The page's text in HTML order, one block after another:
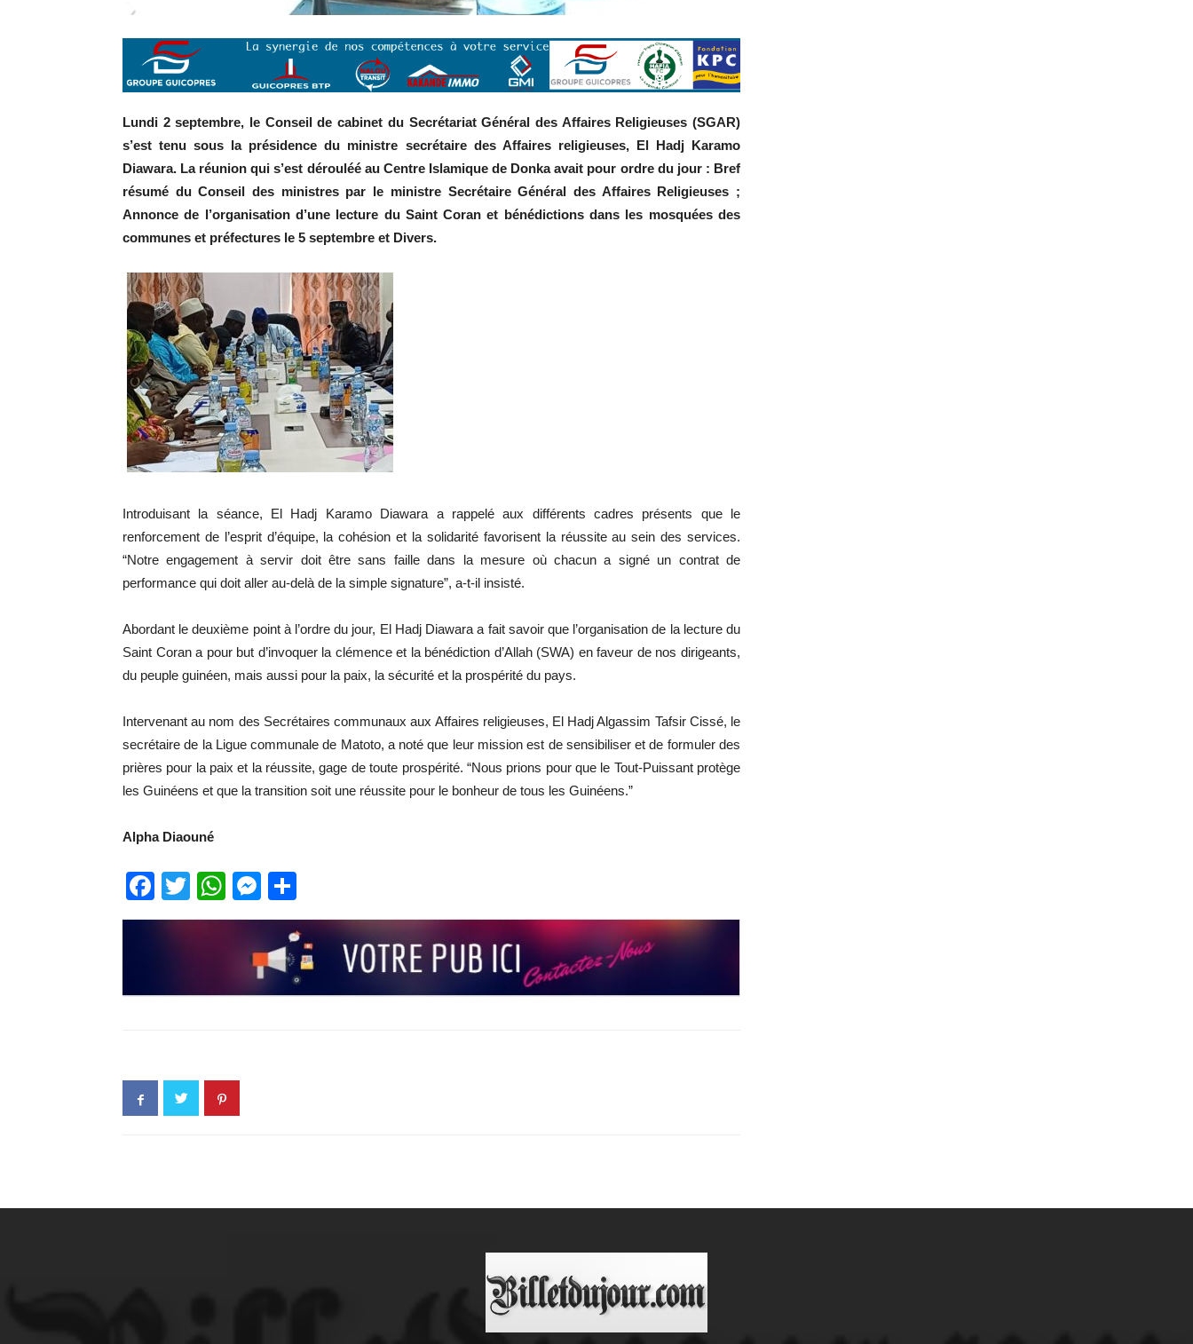
Lundi 2 septembre, le Conseil de cabinet du Secrétariat Général des Affaires Religieuses (SGAR)
s’est tenu sous la présidence du ministre secrétaire des Affaires religieuses, El Hadj Karamo
Diawara. La réunion qui s’est dérouléé au Centre Islamique de Donka avait pour ordre du jour : Bref
résumé du Conseil des ministres par le ministre Secrétaire Général des Affaires Religieuses ;
Annonce de l’organisation d’une lecture du Saint Coran et bénédictions dans les mosquées des
communes et préfectures le 5 septembre et Divers.
Introduisant la séance, El Hadj Karamo Diawara a rappelé aux différents cadres présents que le
renforcement de l’esprit d’équipe, la cohésion et la solidarité favorisent la réussite au sein des services.
“Notre engagement à servir doit être sans faille dans la mesure où chacun a signé un contrat de
performance qui doit aller au-delà de la simple signature”, a-t-il insisté.
Abordant le deuxième point à l’ordre du jour, El Hadj Diawara a fait savoir que l’organisation de la lecture du
Saint Coran a pour but d’invoquer la clémence et la bénédiction d’Allah (SWA) en faveur de nos dirigeants,
du peuple guinéen, mais aussi pour la paix, la sécurité et la prospérité du pays.
Intervenant au nom des Secrétaires communaux aux Affaires religieuses, El Hadj Algassim Tafsir Cissé, le
secrétaire de la Ligue communale de Matoto, a noté que leur mission est de sensibiliser et de formuler des
prières pour la paix et la réussite, gage de toute prospérité. “Nous prions pour que le Tout-Puissant protège
les Guinéens et que la transition soit une réussite pour le bonheur de tous les Guinéens.”
Alpha Diaouné
Facebook
TwitterWhatsApp
Messenger